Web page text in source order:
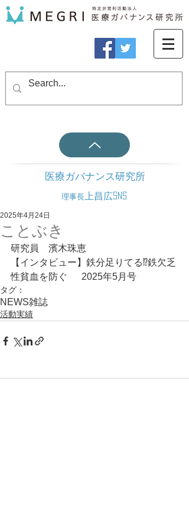
医療ガバナンス研究所
理事長 上昌広SNS
ことぶき
2025年4月24日
研究員　濱木珠恵
【インタビュー】鉄分足りてる⁉鉄欠乏
性貧血を防ぐ	2025年5月号
タグ：
NEWS雑誌
活動実績